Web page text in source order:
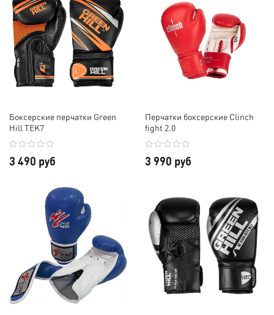
Боксерские перчатки Green
Hill TEK7
3 490 руб
Перчатки боксерские Clinch
fight 2.0
3 990 руб